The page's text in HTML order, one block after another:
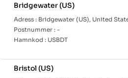
Bridgewater (US)
Adress : Bridgewater (US), United
Postnummer : -
Hamnkod : USBDT
Bristol (US)
en kraftfull maritim
Aberdeen (US), Adak är
handelsvolymer, erbjuder olika
säkerställer motståndskraftig